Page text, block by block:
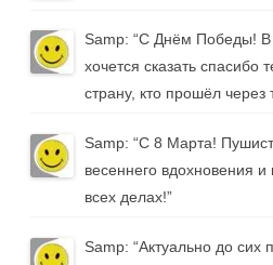
Samp: “С Днём Победы! В
хочется сказать спасибо
страну, кто прошёл
Samp: “С 8 Марта!
весеннего вдохновения и
всех делах!”
Samp: “Актуально до сих